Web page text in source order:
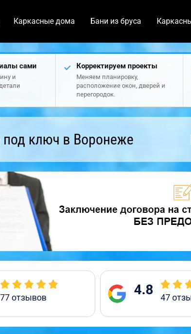
Каркасные дома Бани из бруса
сами
и
Корректируем проекты
Меняем планировку,
расположение окон, дверей и
перегородок.
ключ в Воронеже
77отзывов 4.8 47